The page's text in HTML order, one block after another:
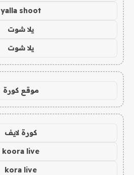
yalla shoot
يلا شوت
يلا شوت
موقع كورة
كورة لايف
koora live
kora live